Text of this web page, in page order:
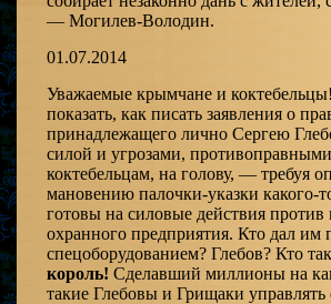
— Могилев-Володин.
01.07.2014
Уважаемые крымчане и
показать, как писать заявления о
принадлежащего лично Сергею
силой и угрозами,
коктебельцам, на голову, — требуя
мановению палочки-указки какого-
готовы на силовые действия
охранного предприятия. Кто дал им
спецоборудованием? Глебов? Кто
король! Сделавший миллионы на
такие Глебовы и Грищаки